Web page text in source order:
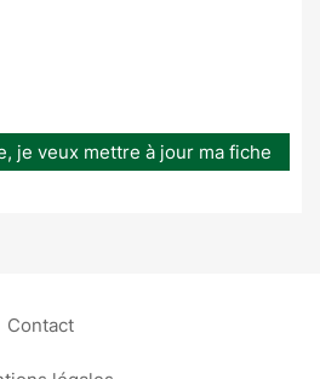
je veux mettre à jour ma fiche
Contact